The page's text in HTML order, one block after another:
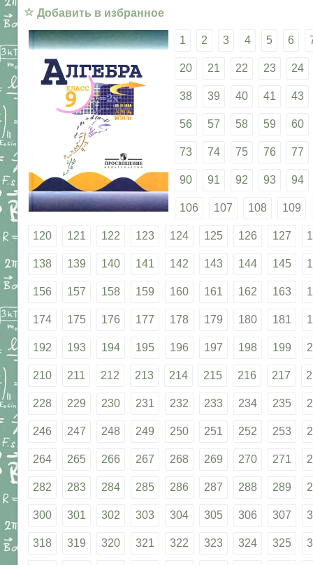
☆ Добавить в избранное
1 2 3 4 5 6
20 21 22 23 24
38 39 40 41 43
56 57 58 59 60
73 74 75 76 77
90 91 92 93 94
106 107 108 109
120 121 122 123 124 125 126 127
138 139 140 141 142 143 144 145
156 157 158 159 160 161 162 163
174 175 176 177 178 179 180 181
192 193 194 195 196 197 198 199
210 211 212 213 214 215 216 217
228 229 230 231 232 233 234 235
246 247 248 249 250 251 252 253
264 265 266 267 268 269 270 271
282 283 284 285 286 287 288 289
300 301 302 303 304 305 306 307
318 319 320 321 322 323 324 325